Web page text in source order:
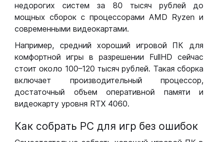
недорогих систем за 80 тысяч рублей до
мощных сборок с процессорами AMD Ryzen и
современными видеокартами.
Например, средний хороший игровой ПК для
комфортной игры в разрешении FullHD сейчас
стоит около 100–120 тысяч рублей. Такая сборка
включает производительный процессор,
достаточный объем оперативной памяти и
видеокарту уровня RTX 4060.
Как собрать РС для игр без ошибок